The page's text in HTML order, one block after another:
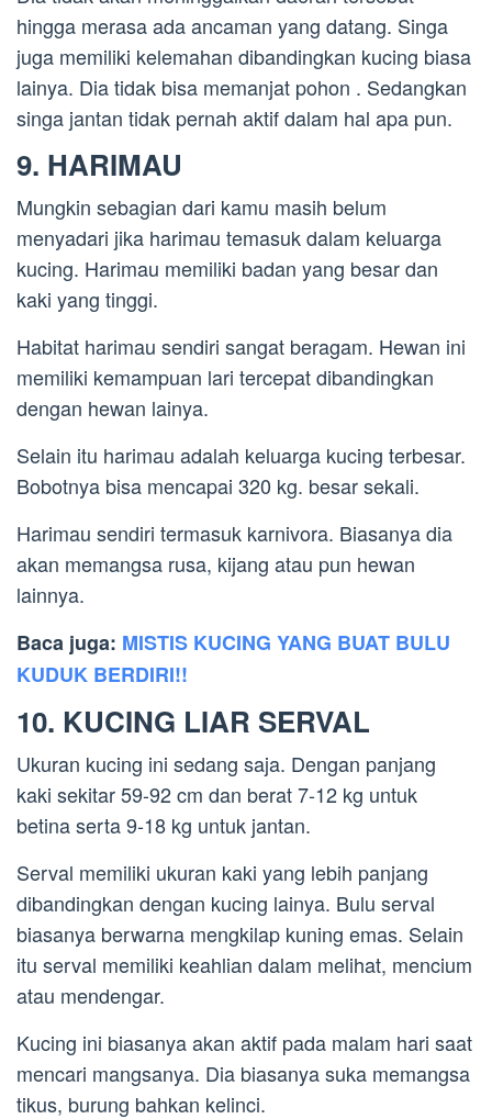
hingga merasa ada ancaman yang datang. Singa
juga memiliki kelemahan dibandingkan kucing biasa
lainya. Dia tidak bisa memanjat pohon . Sedangkan
singa jantan tidak pernah aktif dalam hal apa pun.
9. HARIMAU
Mungkin sebagian dari kamu masih belum
menyadari jika harimau temasuk dalam keluarga
kucing. Harimau memiliki badan yang besar dan
kaki yang tinggi.
Habitat harimau sendiri sangat beragam. Hewan ini
memiliki kemampuan lari tercepat dibandingkan
dengan hewan lainya.
Selain itu harimau adalah keluarga kucing terbesar.
Bobotnya bisa mencapai 320 kg. besar sekali.
Harimau sendiri termasuk karnivora. Biasanya dia
akan memangsa rusa, kijang atau pun hewan
lainnya.
Baca juga: MISTIS KUCING YANG BUAT BULU
KUDUK BERDIRI!!
10. KUCING LIAR SERVAL
Ukuran kucing ini sedang saja. Dengan panjang
kaki sekitar 59-92 cm dan berat 7-12 kg untuk
betina serta 9-18 kg untuk jantan.
Serval memiliki ukuran kaki yang lebih panjang
dibandingkan dengan kucing lainya. Bulu serval
biasanya berwarna mengkilap kuning emas. Selain
itu serval memiliki keahlian dalam melihat, mencium
atau mendengar.
Kucing ini biasanya akan aktif pada malam hari saat
mencari mangsanya. Dia biasanya suka memangsa
tikus, burung bahkan kelinci.